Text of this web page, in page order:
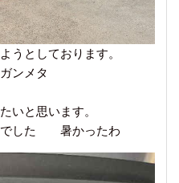
うとしております。
ンメタ
いと思います。
でした 暑かったわ